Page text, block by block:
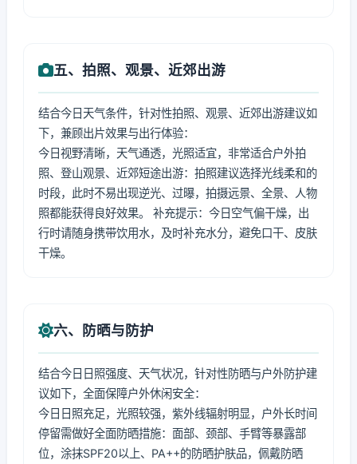
五、拍照、观景、近郊出游
结合今日天气条件，针对性拍照、观景、近郊出游建议如
下，兼顾出片效果与出行体验：
今日视野清晰，天气通透，光照适宜，非常适合户外拍
照、登山观景、近郊短途出游：拍照建议选择光线柔和的
时段，此时不易出现逆光、过曝，拍摄远景、全景、人物
照都能获得良好效果。 补充提示：今日空气偏干燥，出
行时请随身携带饮用水，及时补充水分，避免口干、皮肤
干燥。
六、防晒与防护
结合今日日照强度、天气状况，针对性防晒与户外防护建
议如下，全面保障户外休闲安全：
今日日照充足，光照较强，紫外线辐射明显，户外长时间
停留需做好全面防晒措施：面部、颈部、手臂等暴露部
位，涂抹SPF20以上、PA++的防晒护肤品，佩戴防晒